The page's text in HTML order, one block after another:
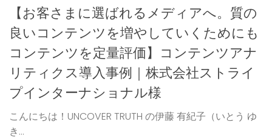
【お客さまに選ばれるメディアへ。質の
良いコンテンツを増やしていくためにも
コンテンツを定量評価】コンテンツアナ
リティクス導入事例｜株式会社ストライ
プインターナショナル様
こんにちは！UNCOVER TRUTH の伊藤 有紀子（いとう ゆ
き...